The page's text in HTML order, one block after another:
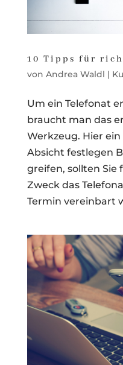
10 Tipps für
von Andrea Waldl |
Um ein Telefonat
braucht man das
Werkzeug. Hier ein
Absicht festlegen
greifen, sollten Sie
Zweck das
Termin vereinbart